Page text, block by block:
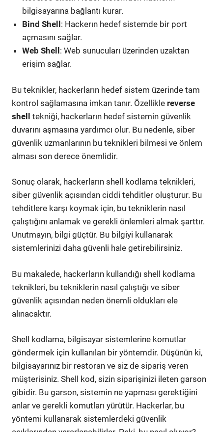
bilgisayarına bağlantı kurar.
Bind Shell : Hackerın hedef sistemde bir port
açmasını sağlar.
Web Shell : Web sunucuları üzerinden uzaktan
erişim sağlar.
Bu teknikler, hackerların hedef sistem üzerinde tam
kontrol sağlamasına imkan tanır. Özellikle reverse
shell tekniği, hackerların hedef sistemin güvenlik
duvarını aşmasına yardımcı olur. Bu nedenle, siber
güvenlik uzmanlarının bu teknikleri bilmesi ve önlem
alması son derece önemlidir.
Sonuç olarak, hackerların shell kodlama teknikleri,
siber güvenlik açısından ciddi tehditler oluşturur. Bu
tehditlere karşı koymak için, bu tekniklerin nasıl
çalıştığını anlamak ve gerekli önlemleri almak şarttır.
Unutmayın, bilgi güçtür. Bu bilgiyi kullanarak
sistemlerinizi daha güvenli hale getirebilirsiniz.
Bu makalede, hackerların kullandığı shell kodlama
teknikleri, bu tekniklerin nasıl çalıştığı ve siber
güvenlik açısından neden önemli oldukları ele
alınacaktır.
Shell kodlama, bilgisayar sistemlerine komutlar
göndermek için kullanılan bir yöntemdir. Düşünün ki,
bilgisayarınız bir restoran ve siz de sipariş veren
müşterisiniz. Shell kod, sizin siparişinizi ileten garson
gibidir. Bu garson, sistemin ne yapması gerektiğini
anlar ve gerekli komutları yürütür. Hackerlar, bu
yöntemi kullanarak sistemlerdeki güvenlik